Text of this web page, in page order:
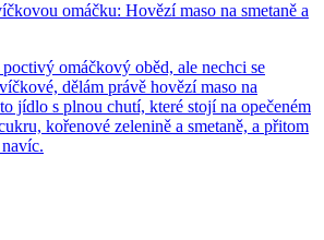
omáčku: Hovězí maso na smetaně a
omáčkový oběd, ale nechci se
dělám právě hovězí maso na
jídlo s plnou chutí, které stojí na opečeném
kořenové zelenině a smetaně, a přitom